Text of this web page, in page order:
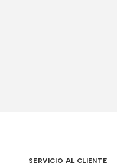
SERVICIO AL CLIENTE